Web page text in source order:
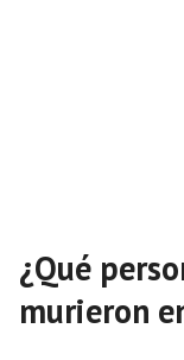
¿Qué
murieron